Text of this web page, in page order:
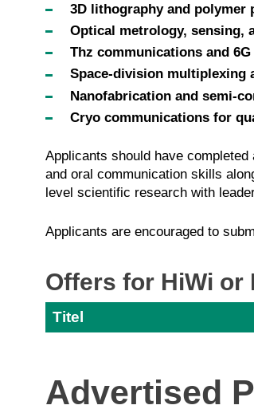
3D lithography and polymer
Optical metrology, sensing,
Thz communications and
Space-division multiplexing
Nanofabrication and semi-
Cryo communications for
Applicants should have
and oral communication skills
level scientific research with
Applicants are encouraged to
Offers for HiWi or
Titel
Advertised